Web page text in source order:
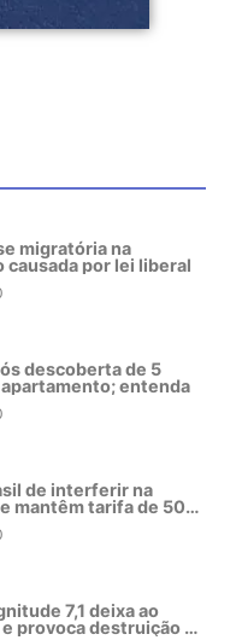
migratória na
causada por lei liberal
descoberta de 5
entenda
de interferir na
mantêm tarifa de 50%
7,1 deixa ao
provoca destruição no